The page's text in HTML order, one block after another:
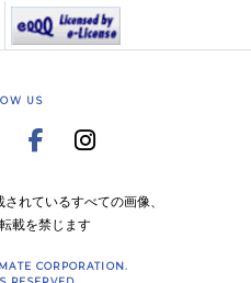
US
れているすべての画像、
載を禁じます
CORPORATION.